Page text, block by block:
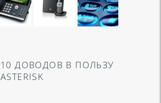
10 ДОВОДОВ В ПОЛЬЗУ
ASTERISK